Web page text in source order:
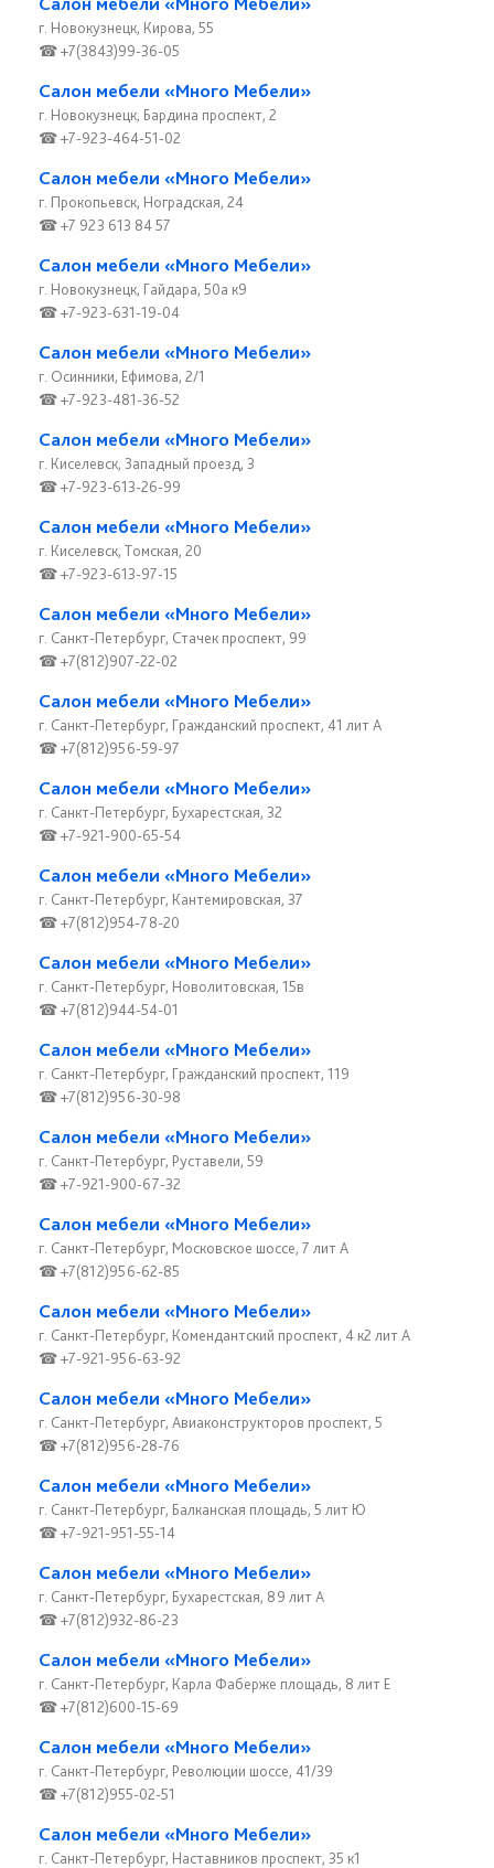
г. Новокузнецк, Кирова, 55
☎ +7(3843)99-36-05
Салон мебели «Много Мебели»
г. Новокузнецк, Бардина проспект, 2
☎ +7-923-464-51-02
Салон мебели «Много Мебели»
г. Прокопьевск, Ноградская, 24
☎ +7 923 613 84 57
Салон мебели «Много Мебели»
г. Новокузнецк, Гайдара, 50а к9
☎ +7-923-631-19-04
Салон мебели «Много Мебели»
г. Осинники, Ефимова, 2/1
☎ +7-923-481-36-52
Салон мебели «Много Мебели»
г. Киселевск, Западный проезд, 3
☎ +7-923-613-26-99
Салон мебели «Много Мебели»
г. Киселевск, Томская, 20
☎ +7-923-613-97-15
Салон мебели «Много Мебели»
г. Санкт-Петербург, Стачек проспект, 99
☎ +7(812)907-22-02
Салон мебели «Много Мебели»
г. Санкт-Петербург, Гражданский проспект, 41 лит А
☎ +7(812)956-59-97
Салон мебели «Много Мебели»
г. Санкт-Петербург, Бухарестская, 32
☎ +7-921-900-65-54
Салон мебели «Много Мебели»
г. Санкт-Петербург, Кантемировская, 37
☎ +7(812)954-78-20
Салон мебели «Много Мебели»
г. Санкт-Петербург, Новолитовская, 15в
☎ +7(812)944-54-01
Салон мебели «Много Мебели»
г. Санкт-Петербург, Гражданский проспект, 119
☎ +7(812)956-30-98
Салон мебели «Много Мебели»
г. Санкт-Петербург, Руставели, 59
☎ +7-921-900-67-32
Салон мебели «Много Мебели»
г. Санкт-Петербург, Московское шоссе, 7 лит А
☎ +7(812)956-62-85
Салон мебели «Много Мебели»
г. Санкт-Петербург, Комендантский проспект, 4 к2 лит А
☎ +7-921-956-63-92
Салон мебели «Много Мебели»
г. Санкт-Петербург, Авиаконструкторов проспект, 5
☎ +7(812)956-28-76
Салон мебели «Много Мебели»
г. Санкт-Петербург, Балканская площадь, 5 лит Ю
☎ +7-921-951-55-14
Салон мебели «Много Мебели»
г. Санкт-Петербург, Бухарестская, 89 лит А
☎ +7(812)932-86-23
Салон мебели «Много Мебели»
г. Санкт-Петербург, Карла Фаберже площадь, 8 лит Е
☎ +7(812)600-15-69
Салон мебели «Много Мебели»
г. Санкт-Петербург, Революции шоссе, 41/39
☎ +7(812)955-02-51
Салон мебели «Много Мебели»
г. Санкт-Петербург, Наставников проспект, 35 к1